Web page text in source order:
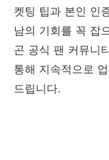
켓팅 팁과 본인 인
남의 기회를 꼭 잡
곤 공식 팬 커뮤니
통해 지속적으로
드립니다.